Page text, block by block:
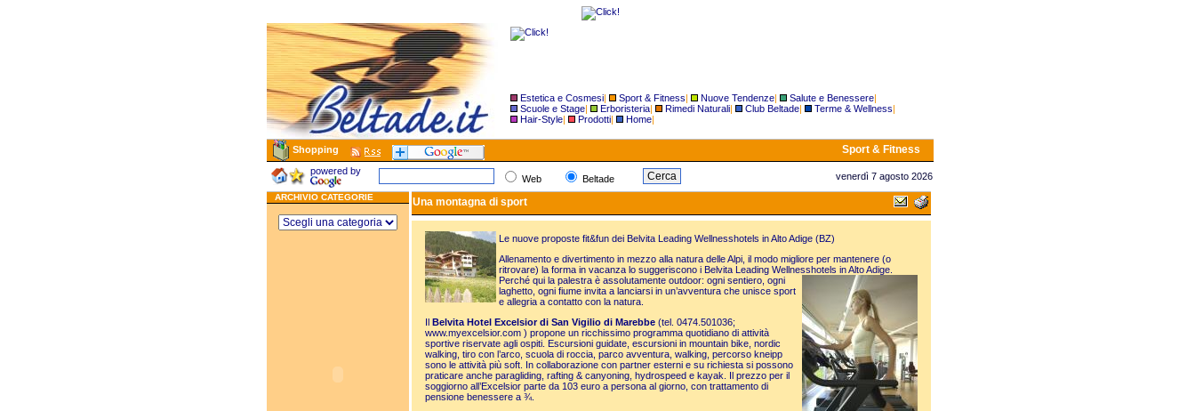
Estetica e Cosmesi| Sport & Fitness| Nuove Tendenze| Salute e Benessere|
Scuole e Stage| Erboristeria| Rimedi Naturali| Club Beltade| Terme & Wellness|
Hair-Style| Prodotti| Home|
Shopping Sport & Fitness
powered by
Web Beltade venerdì 7 agosto 2026
ARCHIVIO CATEGORIE Una montagna di sport
Le nuove proposte fit&fun dei Belvita Leading Wellnesshotels in Alto Adige (BZ)
Allenamento e divertimento in mezzo alla natura delle Alpi, il modo migliore per mantenere (o
ritrovare) la forma in vacanza lo suggeriscono i Belvita Leading Wellnesshotels in Alto Adige.
Perché qui la palestra è assolutamente outdoor: ogni sentiero, ogni
laghetto, ogni fiume invita a lanciarsi in un’avventura che unisce sport
e allegria a contatto con la natura.
Il Belvita Hotel Excelsior di San Vigilio di Marebbe (tel. 0474.501036;
www.myexcelsior.com ) propone un ricchissimo programma quotidiano di attività
sportive riservate agli ospiti. Escursioni guidate, escursioni in mountain bike, nordic
walking, tiro con l’arco, scuola di roccia, parco avventura, walking, percorso kneipp
sono le attività più soft. In collaborazione con partner esterni e su richiesta si possono
praticare anche paragliding, rafting & canyoning, hydrospeed e kayak. Il prezzo per il
soggiorno all’Excelsior parte da 103 euro a persona al giorno, con trattamento di
pensione benessere a ¾.